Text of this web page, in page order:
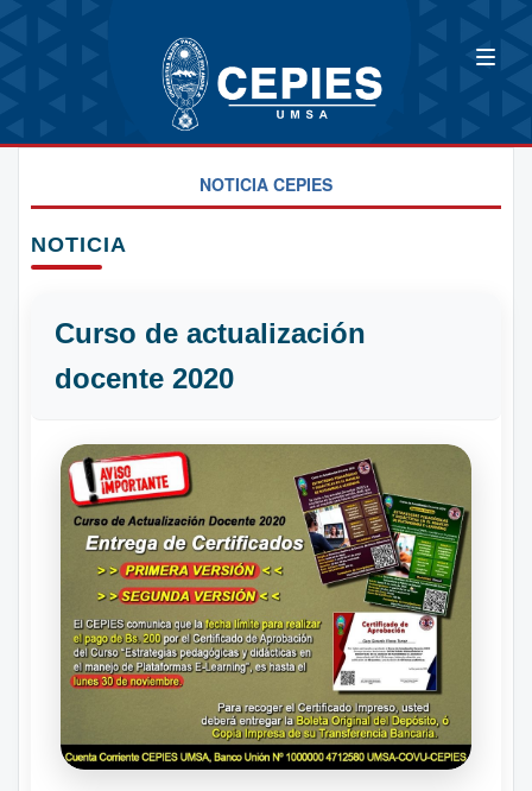
NOTICIA CEPIES
NOTICIA
Curso de actualización
docente 2020